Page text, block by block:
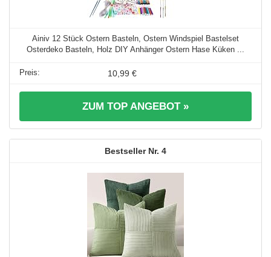
Ainiv 12 Stück Ostern Basteln, Ostern Windspiel Bastelset
Osterdeko Basteln, Holz DIY Anhänger Ostern Hase Küken ...
10,99 €
ZUM TOP ANGEBOT »
4